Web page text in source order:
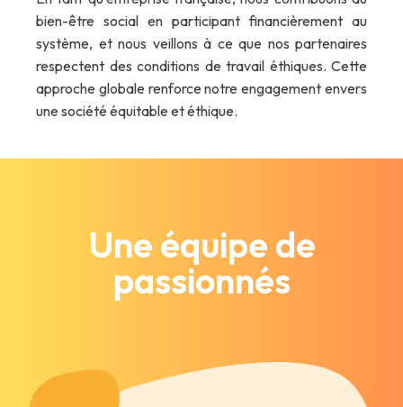
bien-être social en participant financièrement au
système, et nous veillons à ce que nos partenaires
respectent des conditions de travail éthiques. Cette
approche globale renforce notre engagement envers
une société équitable et éthique.
Une équipe de
passionnés